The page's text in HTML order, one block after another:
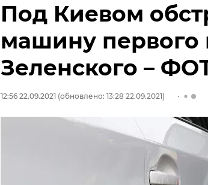
Под Киевом
машину
Зеленского –
12:56 22.09.2021 (обновлено: 13:28 22.09.2021)